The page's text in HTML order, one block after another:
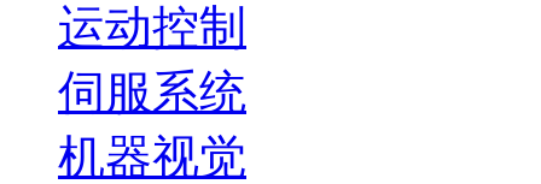
运动控制
伺服系统
机器视觉